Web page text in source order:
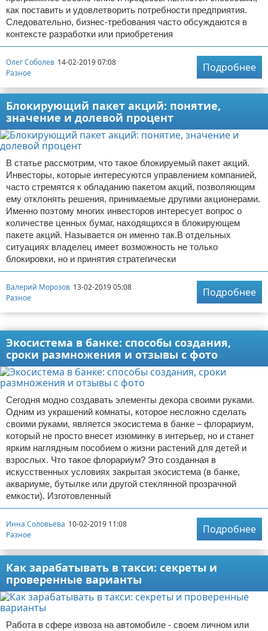
как поставить и удовлетворить потребности предприятия.
Следовательно, бизнес-требования часто обсуждаются в
контексте разработки или приобретения
Олег Соболев 14-02-2019 07:08
Разное
Подробнее
Блокирующий пакет акций: понятие,
значение и долевой процент
В статье рассмотрим, что такое блокируемый пакет акций.
Инвесторы, которые интересуются управлением компанией,
часто стремятся к обладанию пакетом акций, позволяющим
ему отклонять решения, принимаемые другими акционерами.
Именно поэтому многих инвесторов интересует вопрос о
количестве ценных бумаг, находящихся в блокирующем
пакете акций. Называется он именно так.В отдельных
ситуациях владелец имеет возможность не только
блокировки, но и принятия стратегически
Валерий Морозов 13-02-2019 05:08
Разное
Подробнее
Экосистема в банке: способы создания,
сроки размножения и отзывы с фото
Сегодня модно создавать элементы декора своими руками.
Одним из украшений комнаты, которое несложно сделать
своими руками, является экосистема в банке – флорариум,
который не просто внесет изюминку в интерьер, но и станет
ярким наглядным пособием о жизни растений для детей и
взрослых. Что такое флорариум? Это созданная в
искусственных условиях закрытая экосистема (в банке,
аквариуме, бутылке или другой стеклянной прозрачной
емкости). Изготовленный
Инна Соловьева 10-02-2019 11:08
Разное
Подробнее
Как зарабатывать в такси: секреты и
проверенные варианты
Работа в сфере извоза на автомобиле - своем личном или